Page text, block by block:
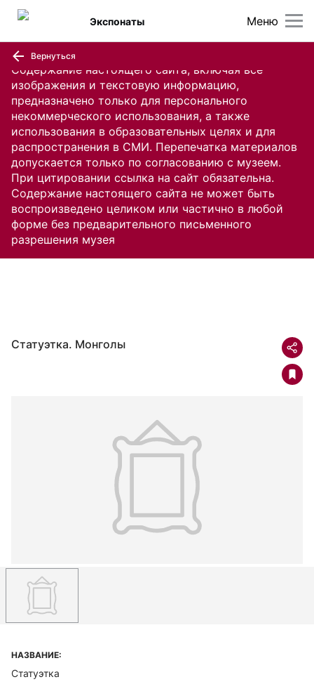
Содержание настоящего сайта, включая все
изображения и текстовую информацию,
предназначено только для персонального
некоммерческого использования, а также
использования в образовательных целях и для
распространения в СМИ. Перепечатка материалов
допускается только по согласованию с музеем.
При цитировании ссылка на сайт обязательна.
Содержание настоящего сайта не может быть
воспроизведено целиком или частично в любой
форме без предварительного письменного
разрешения музея
Меню
Экспонаты
Вернуться
Статуэтка. Монголы
НАЗВАНИЕ:
Статуэтка